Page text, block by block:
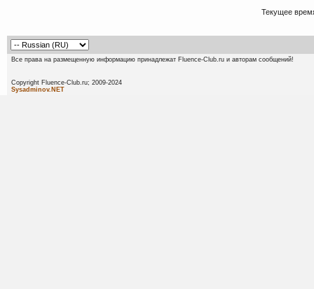
Текущее
Все права на размещенную информацию принадлежат Fluence-Club.ru и авторам сообщений!
Copyright Fluence-Club.ru;
Sysadminov.NET